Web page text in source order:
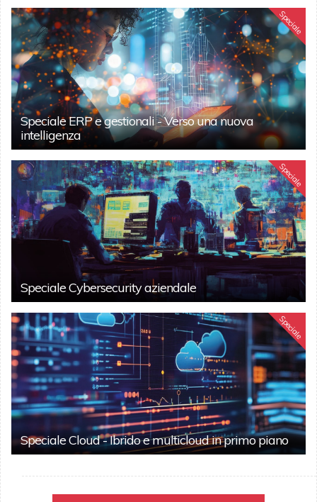
Speciale
Speciale ERP e gestionali - Verso una nuova
intelligenza
Speciale
Speciale Cybersecurity aziendale
Speciale
Speciale Cloud - Ibrido e multicloud in primo piano